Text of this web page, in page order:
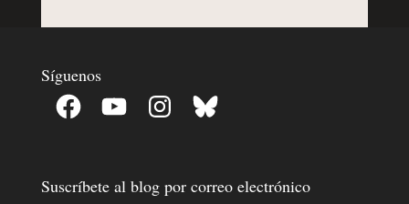
Síguenos
Facebook YouTube InstagramBluesky
Suscríbete al blog por correo electrónico